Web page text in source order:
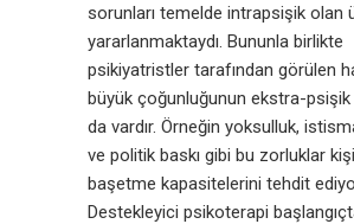
sorunları temelde intrapsişik olan
yararlanmaktaydı. Bununla birlikte
psikiyatristler tarafından görülen
büyük çoğunluğunun ekstra-psişik
da vardır. Örneğin yoksulluk,
ve politik baskı gibi bu zorluklar
başetme kapasitelerini tehdit
Destekleyici psikoterapi